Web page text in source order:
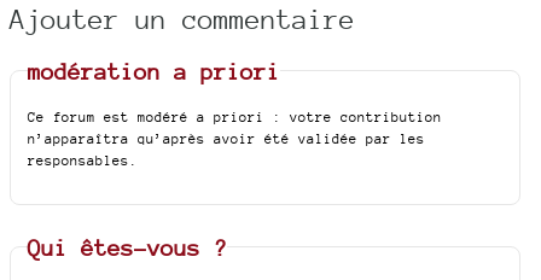
Ajouter un commentaire
modération a priori
Ce forum est modéré a priori : votre contribution
n’apparaîtra qu’après avoir été validée par les
responsables.
Qui êtes-vous ?